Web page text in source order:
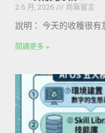
2 6 月, 2026
尚無留言
說明： 今天的收穫很有
閱讀更多 »